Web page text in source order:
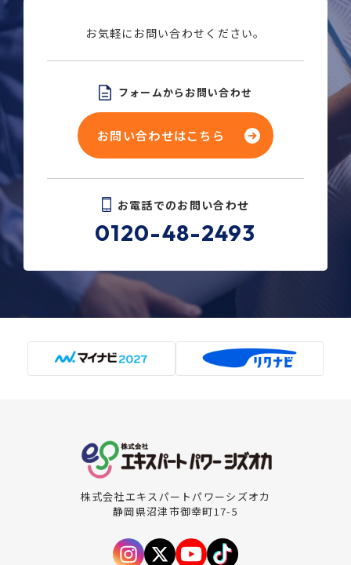
お気軽にお問い合わせください。
フォームからお問い合わせ
お問い合わせはこちら
お電話でのお問い合わせ
0120-48-2493
株式会社エキスパートパワーシズオカ
静岡県沼津市御幸町17-5